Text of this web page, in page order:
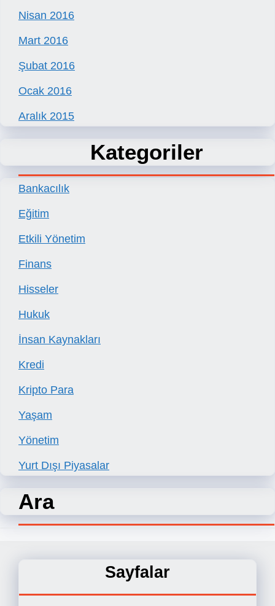
Nisan 2016
Mart 2016
Şubat 2016
Ocak 2016
Aralık 2015
Kategoriler
Bankacılık
Eğitim
Etkili Yönetim
Finans
Hisseler
Hukuk
İnsan Kaynakları
Kredi
Kripto Para
Yaşam
Yönetim
Yurt Dışı Piyasalar
Ara
Sayfalar